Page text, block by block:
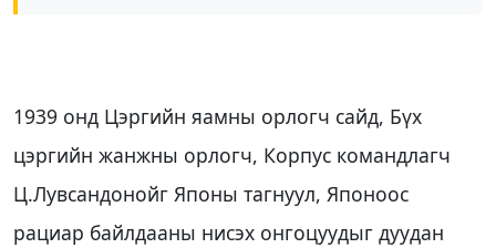
1939 онд Цэргийн яамны орлогч сайд, Бүх
цэргийн жанжны орлогч, Корпус командлагч
Ц.Лувсандонойг Японы тагнуул, Японоос
рациар байлдааны нисэх онгоцуудыг дуудан